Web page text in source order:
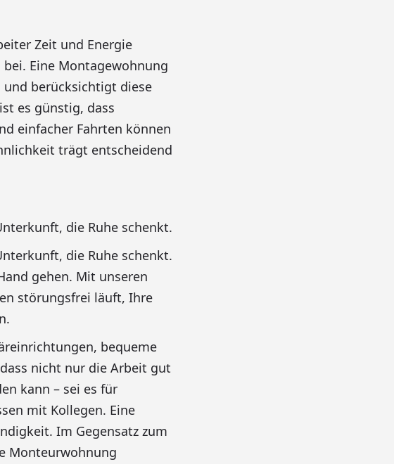
Zeit und Energie
Eine Montagewohnung
berücksichtigt diese
es günstig, dass
einfacher Fahrten können
trägt entscheidend
die Ruhe schenkt.
die Ruhe schenkt.
gehen. Mit unseren
störungsfrei läuft, Ihre
bequeme
nicht nur die Arbeit gut
kann – sei es für
mit Kollegen. Eine
Im Gegensatz zum
Monteurwohnung